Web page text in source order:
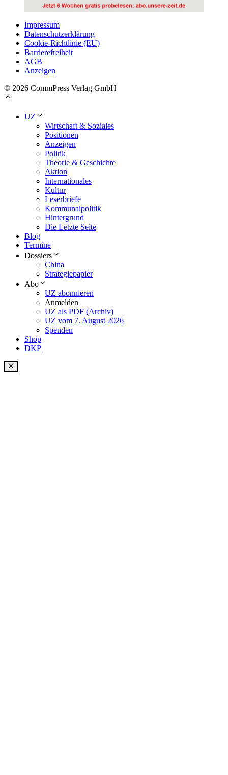
Impressum
Datenschutzerklärung
Cookie-Richtlinie (EU)
Barrierefreiheit
AGB
Anzeigen
© 2026 CommPress Verlag GmbH
UZ
Wirtschaft & Soziales
Positionen
Anzeigen
Politik
Theorie & Geschichte
Aktion
Internationales
Kultur
Leserbriefe
Kommunalpolitik
Hintergrund
Die Letzte Seite
Blog
Termine
Dossiers
China
Strategiepapier
Abo
UZ abonnieren
Anmelden
UZ als PDF (Archiv)
UZ vom 7. August 2026
Spenden
Shop
DKP
Schließen